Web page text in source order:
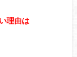
理由は